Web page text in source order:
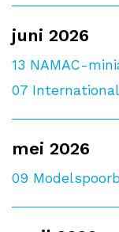
juni 2026
13 NAMAC-
07
mei 2026
09